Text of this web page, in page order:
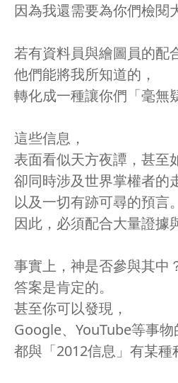
因為我還需要為你們檢閱
若有資料員與繪圖員的配
他們能將我所知道的，
轉化成一種讓你們「毫無
這些信息，
表面看似天方夜譚，甚至
卻同時涉及世界掌權者的
以及一切有跡可尋的預言。
因此，必須配合大量證據
事實上，神是否參與其中
答案是肯定的。
甚至你可以發現，
Google、YouTube等事物
都與「2012信息」有某種